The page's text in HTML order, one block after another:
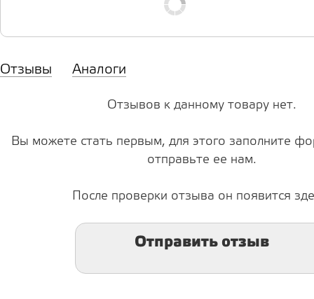
Отзывы Аналоги
Отзывов к данному товару нет.
Вы можете стать первым, для этого заполните
отправьте ее нам.
После проверки отзыва он появится
Отправить отзыв